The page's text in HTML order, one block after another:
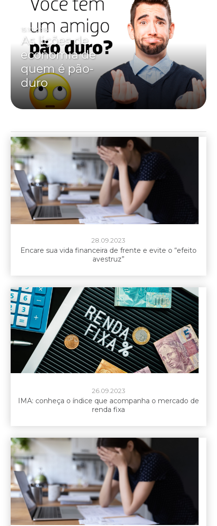
15.10.2018
As lições de
economia de
quem é pão-
duro
28.09.2023
Encare sua vida financeira de frente e evite o “efeito
avestruz”
26.09.2023
IMA: conheça o índice que acompanha o mercado de
renda fixa